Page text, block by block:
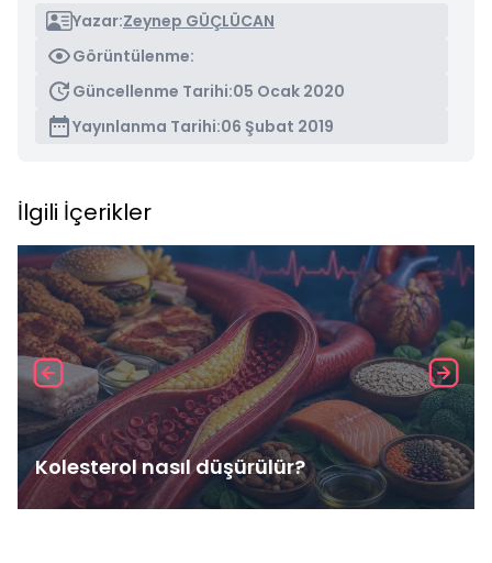
Yazar:Zeynep GÜÇLÜCAN
Görüntülenme:
Güncellenme Tarihi:05 Ocak 2020
Yayınlanma Tarihi:06 Şubat 2019
İlgili İçerikler
Kolesterol nasıl düşürülür?